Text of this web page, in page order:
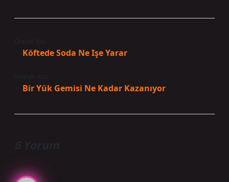
Köftede Soda Ne Işe Yarar
Bir Yük Gemisi Ne Kadar Kazanıyor
6 Yorum